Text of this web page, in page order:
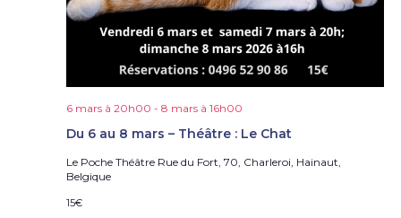
Du 6 au 8 mars – Théâtre : Le Chat
6 mars à 20h00 - 8 mars à 16h00
Le Poche Théâtre Rue du Fort, 70, Charleroi, Hainaut,
Belgique
15€